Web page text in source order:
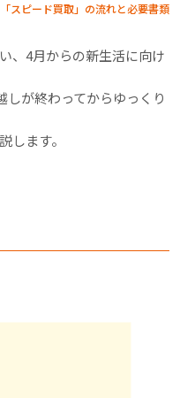
スピード買取」の流れと必要書類
、4月からの新生活に向け
が終わってからゆっくり
します。